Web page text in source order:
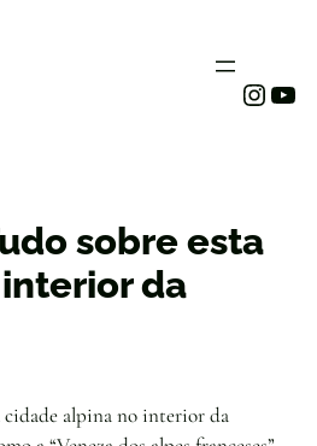
sobre esta
da
cidade alpina no interior da